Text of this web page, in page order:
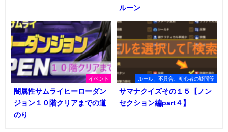
ルーン
イベント
闇属性サムライヒーローダン
ジョン１０階クリアまでの道
のり
ルール、不具合、初心者の疑問等
サマナクイズその１５【ノン
セクション編part４】